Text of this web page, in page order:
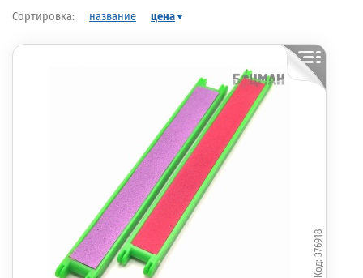
название цена
376918